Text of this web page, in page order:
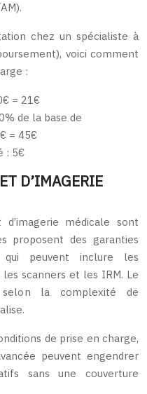
chez un spécialiste à
voici comment
:
= 21€
de la base de
= 45€
: 5€
D’IMAGERIE
médicale sont
proposent des garanties
qui peuvent inclure les
scanners et les IRM. Le
selon la complexité de
de prise en charge,
peuvent engendrer
sans une couverture